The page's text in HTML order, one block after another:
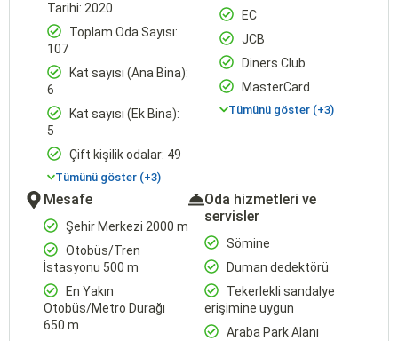
Tarihi: 2020
Toplam Oda Sayısı:
107
Kat sayısı (Ana Bina):
6
Kat sayısı (Ek Bina):
5
Çift kişilik odalar: 49
Tümünü göster (+3)
EC
JCB
Diners Club
MasterCard
Tümünü göster (+3)
Mesafe
Şehir Merkezi 2000 m
Otobüs/Tren
İstasyonu 500 m
En Yakın
Otobüs/Metro Durağı
650 m
Oda hizmetleri ve
servisler
Sömine
Duman dedektörü
Tekerlekli sandalye
erişimine uygun
Araba Park Alanı